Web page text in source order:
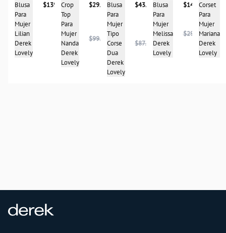
Blusa
Para
Mujer
Lilian
Derek
Lovely
$139.900
Crop
Top
Para
Mujer
Nanda
Derek
Lovely
$29.950
$99.950
Blusa
Para
Mujer
Tipo
Corse
Dua
Derek
Lovely
$43.950
$87.900
Blusa
Para
Mujer
Melissa
Derek
Lovely
$148.975
$297.950
Corset
Para
Mujer
Mariana
Derek
Lovely